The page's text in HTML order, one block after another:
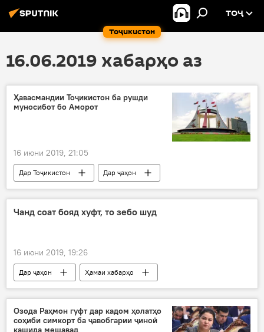
Тоҷикистон
ТОҶ
16.06.2019 хабарҳо аз
Ҳавасмандии Тоҷикистон ба рушди
муносибот бо Аморот
16 июни 2019, 21:05
Дар Тоҷикистон
Дар ҷаҳон
Ҳамаи хабарҳо
Сиёсат
Чанд соат бояд хуфт, то зебо шуд
16 июни 2019, 19:26
Дар ҷаҳон
Ҳамаи хабарҳо
Илм ва фанноварӣ
Озода Раҳмон гуфт дар кадом ҳолатҳо
соҳиби симкорт ба ҷавобгарии ҷиноӣ